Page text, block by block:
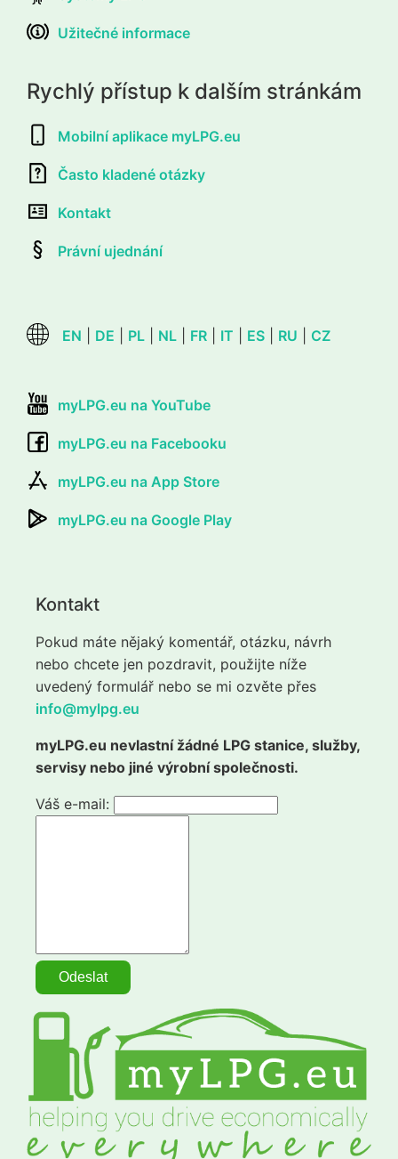
Užitečné informace
Rychlý přístup k dalším stránkám
Mobilní aplikace myLPG.eu
Často kladené otázky
Kontakt
Právní ujednání
EN DE PL NL FR IT ES RU CZ
myLPG.eu na YouTube
myLPG.eu na Facebooku
myLPG.eu na App Store
myLPG.eu na Google Play
Kontakt
Pokud máte nějaký komentář, otázku, návrh
nebo chcete jen pozdravit, použijte níže
uvedený formulář nebo se mi ozvěte přes
info@mylpg.eu
myLPG.eu nevlastní žádné LPG stanice, služby,
servisy nebo jiné výrobní společnosti.
Váš e-mail: